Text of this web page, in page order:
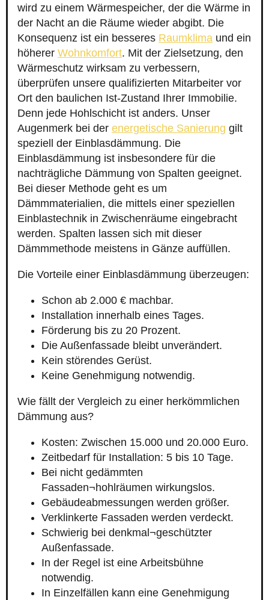
wird zu einem Wärmespeicher, der die Wärme in
der Nacht an die Räume wieder abgibt. Die
Konsequenz ist ein besseres Raumklima und ein
höherer Wohnkomfort. Mit der Zielsetzung, den
Wärmeschutz wirksam zu verbessern,
überprüfen unsere qualifizierten Mitarbeiter vor
Ort den baulichen Ist-Zustand Ihrer Immobilie.
Denn jede Hohlschicht ist anders. Unser
Augenmerk bei der energetische Sanierung gilt
speziell der Einblasdämmung. Die
Einblasdämmung ist insbesondere für die
nachträgliche Dämmung von Spalten geeignet.
Bei dieser Methode geht es um
Dämmmaterialien, die mittels einer speziellen
Einblastechnik in Zwischenräume eingebracht
werden. Spalten lassen sich mit dieser
Dämmmethode meistens in Gänze auffüllen.
Die Vorteile einer Einblasdämmung überzeugen:
Schon ab 2.000 € machbar.
Installation innerhalb eines Tages.
Förderung bis zu 20 Prozent.
Die Außenfassade bleibt unverändert.
Kein störendes Gerüst.
Keine Genehmigung notwendig.
Wie fällt der Vergleich zu einer herkömmlichen
Dämmung aus?
Kosten: Zwischen 15.000 und 20.000 Euro.
Zeitbedarf für Installation: 5 bis 10 Tage.
Bei nicht gedämmten
Fassaden¬hohlräumen wirkungslos.
Gebäudeabmessungen werden größer.
Verklinkerte Fassaden werden verdeckt.
Schwierig bei denkmal¬geschützter
Außenfassade.
In der Regel ist eine Arbeitsbühne
notwendig.
In Einzelfällen kann eine Genehmigung